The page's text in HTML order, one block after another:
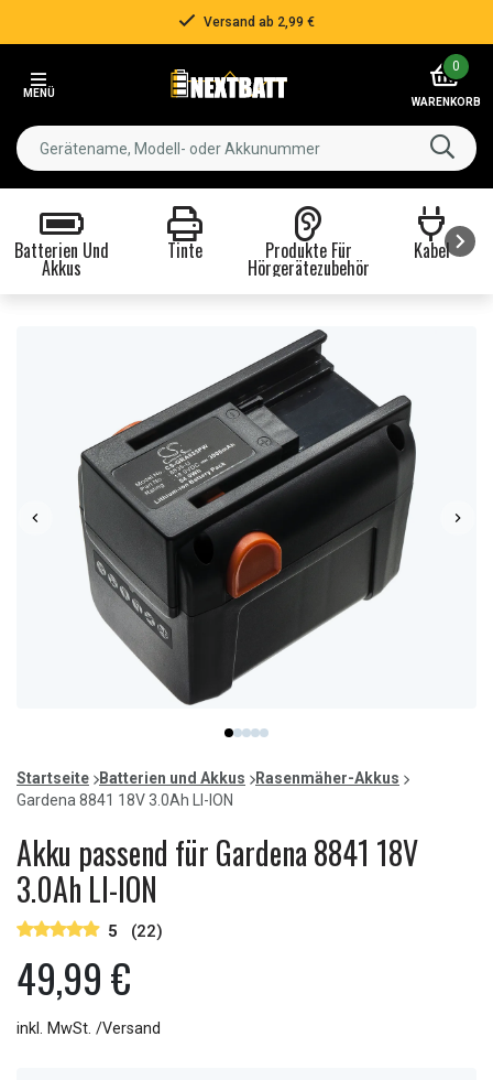
Versand ab 2,99 €
MENÜ
0
WARENKORB
Batterien Und
Akkus
Tinte Produkte Für
Hörgerätezubehör
Kabel
item
0
item
1
item
2
item
3
item
4
of
5
Startseite Batterien und Akkus
Rasenmäher-Akkus
Gardena 8841 18V 3.0Ah LI-ION
Akku passend für Gardena 8841 18V
3.0Ah LI-ION
5 (22)
49,99 €
inkl. MwSt. /Versand